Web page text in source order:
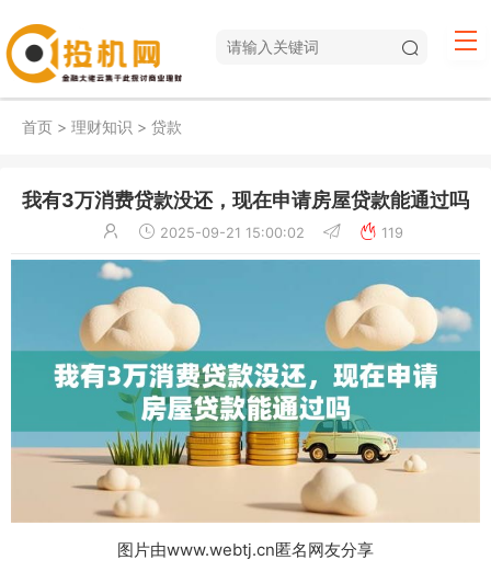
首页 > 理财知识 > 贷款
我有3万消费贷款没还，现在申请房屋贷款能通过吗
2025-09-21 15:00:02 119
图片由www.webtj.cn匿名网友分享